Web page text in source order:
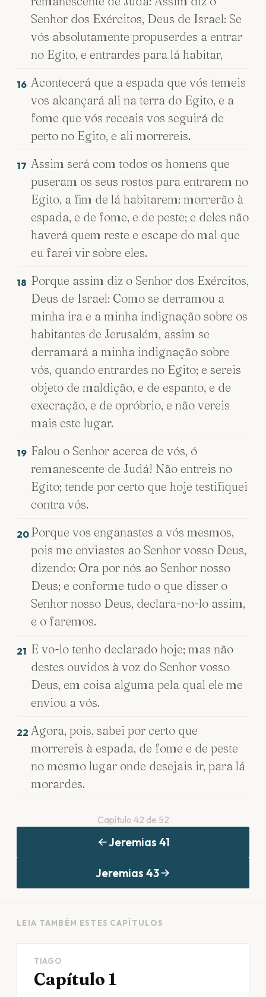
Senhor dos Exércitos, Deus de Israel: Se
vós absolutamente propuserdes a entrar
no Egito, e entrardes para lá habitar,
16 Acontecerá que a espada que vós temeis
vos alcançará ali na terra do Egito, e a
fome que vós receais vos seguirá de
perto no Egito, e ali morrereis.
17 Assim será com todos os homens que
puseram os seus rostos para entrarem no
Egito, a fim de lá habitarem: morrerão à
espada, e de fome, e de peste; e deles não
haverá quem reste e escape do mal que
eu farei vir sobre eles.
18 Porque assim diz o Senhor dos Exércitos,
Deus de Israel: Como se derramou a
minha ira e a minha indignação sobre os
habitantes de Jerusalém, assim se
derramará a minha indignação sobre
vós, quando entrardes no Egito; e sereis
objeto de maldição, e de espanto, e de
execração, e de opróbrio, e não vereis
mais este lugar.
19 Falou o Senhor acerca de vós, ó
remanescente de Judá! Não entreis no
Egito; tende por certo que hoje testifiquei
contra vós.
20 Porque vos enganastes a vós mesmos,
pois me enviastes ao Senhor vosso Deus,
dizendo: Ora por nós ao Senhor nosso
Deus; e conforme tudo o que disser o
Senhor nosso Deus, declara-no-lo assim,
e o faremos.
21 E vo-lo tenho declarado hoje; mas não
destes ouvidos à voz do Senhor vosso
Deus, em coisa alguma pela qual ele me
enviou a vós.
22 Agora, pois, sabei por certo que
morrereis à espada, de fome e de peste
no mesmo lugar onde desejais ir, para lá
morardes.
Capítulo 42 de 52
Jeremias 41
Jeremias 43
LEIA TAMBÉM ESTES CAPÍTULOS
TIAGO
Capítulo 1